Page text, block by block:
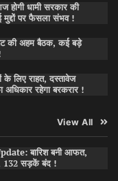
धामी सरकार की
पर फैसला संभव !
की अहम बैठक, कई बड़े
लिए राहत, दस्तावेज
अधिकार रहेगा बरकरार !
View All
बारिश बनी आफत,
132 सड़कें बंद !